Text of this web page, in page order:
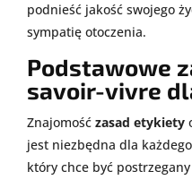
podnieść jakość swojego
sympatię otoczenia.
Podstawowe
savoir-vivre
Znajomość zasad etykiety
jest niezbędna dla
który chce być